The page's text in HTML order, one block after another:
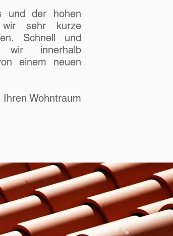
und der hohen
wir sehr kurze
Schnell und
wir innerhalb
einem neuen
Wohntraum